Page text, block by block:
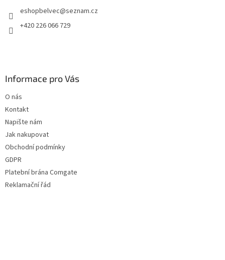
eshopbelvec@seznam.cz
+420 226 066 729
Informace pro Vás
O nás
Kontakt
Napište nám
Jak nakupovat
Obchodní podmínky
GDPR
Platební brána Comgate
Reklamační řád